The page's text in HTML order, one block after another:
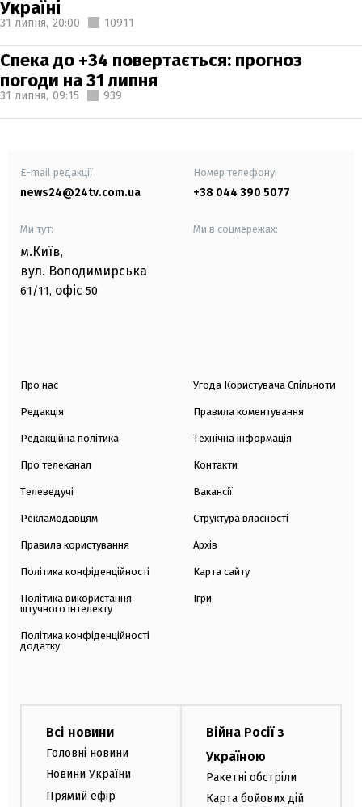
Україні
31 липня, 20:00 10911
Спека до +34 повертається: прогноз
погоди на 31 липня
31 липня, 09:15 939
E-mail редакції
news24@24tv.com.ua
Номер телефону:
+38 044 390 5077
Ми тут:
м.Київ,
вул. Володимирська
61/11, офіс 50
Ми в соцмережах:
Про нас
Редакція
Редакційна політика
Про телеканал
Телеведучі
Рекламодавцям
Правила користування
Політика конфіденційності
Політика використання
штучного інтелекту
Політика конфіденційності
додатку
Угода Користувача Спільноти
Правила коментування
Технічна інформація
Контакти
Вакансії
Структура власності
Архів
Карта сайту
Ігри
Всі новини
Головні новини
Новини України
Прямий ефір
Війна Росії з
Україною
Ракетні обстріли
Карта бойових дій